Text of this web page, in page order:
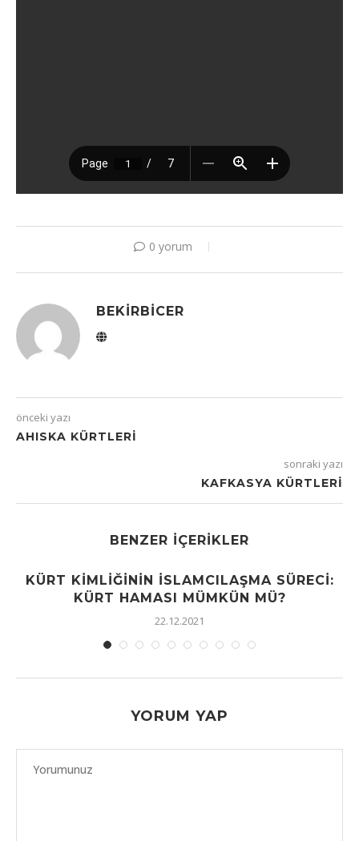
0 yorum
BEKIRBICER
önceki yazı
AHISKA KÜRTLERI
sonraki yazı
KAFKASYA KÜRTLERI
BENZER İÇERIKLER
KÜRT KIMLIĞININ İSLAMCILAŞMA SÜRECI:
KÜRT HAMASI MÜMKÜN MÜ?
22.12.2021
YORUM YAP